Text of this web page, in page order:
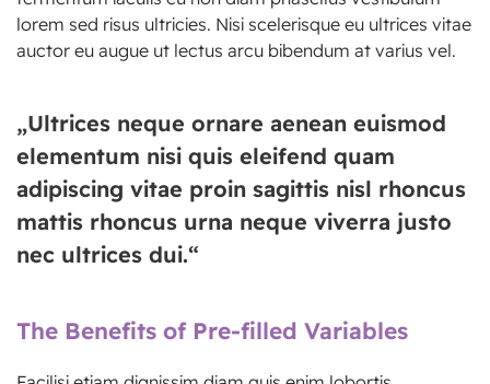
lorem sed risus ultricies. Nisi scelerisque eu ultrices vitae
auctor eu augue ut lectus arcu bibendum at varius vel.
„Ultrices neque ornare aenean euismod
elementum nisi quis eleifend quam
adipiscing vitae proin sagittis nisl rhoncus
mattis rhoncus urna neque viverra justo
nec ultrices dui.“
The Benefits of Pre-filled Variables